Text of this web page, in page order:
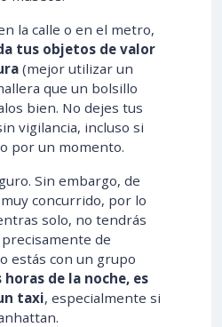
la calle o en el metro,
tus objetos de valor
(mejor utilizar un
que un bolsillo
bien. No dejes tus
vigilancia, incluso si
por un momento.
Sin embargo, de
concurrido, por lo
solo, no tendrás
de
estás con un grupo
horas de la noche, es
taxi, especialmente si